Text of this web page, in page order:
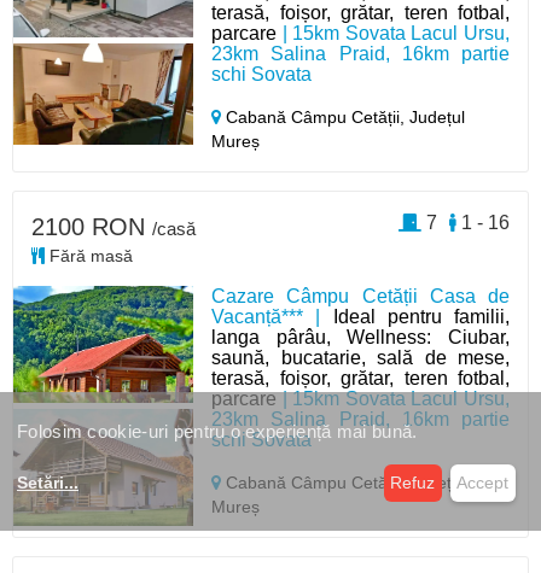
terasă, foișor, grătar, teren fotbal,
parcare | 15km Sovata Lacul Ursu,
23km Salina Praid, 16km partie
schi Sovata
Cabană Câmpu Cetății,Județul
Mureș
Cazare Câmpu Cetății Casa de
Vacanță*** |
Ideal pentru familii,
langa pârâu, Wellness: Ciubar,
saună, bucatarie, sală de mese,
terasă, foișor, grătar, teren fotbal,
parcare| 15km Sovata Lacul Ursu,
23km Salina Praid, 16km partie
schi Sovata
Cabană Câmpu Cetății,Județul
Mureș
2100 RON /casă
Fără masă
1 - 16
7
Folosim cookie-uri pentru o experiență mai bună.
Setări... Refuz Accept